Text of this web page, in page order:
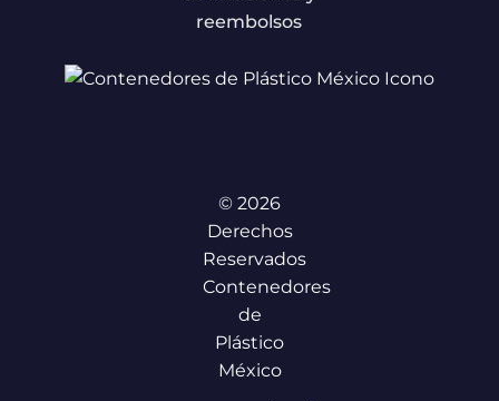
reembolsos
© 2026
Derechos
Reservados
Contenedores
de
Plástico
México